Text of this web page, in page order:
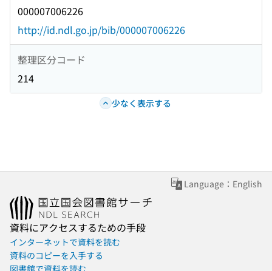
000007006226
http://id.ndl.go.jp/bib/000007006226
整理区分コード
214
少なく表示する
Language：English
資料にアクセスするための手段
インターネットで資料を読む
資料のコピーを入手する